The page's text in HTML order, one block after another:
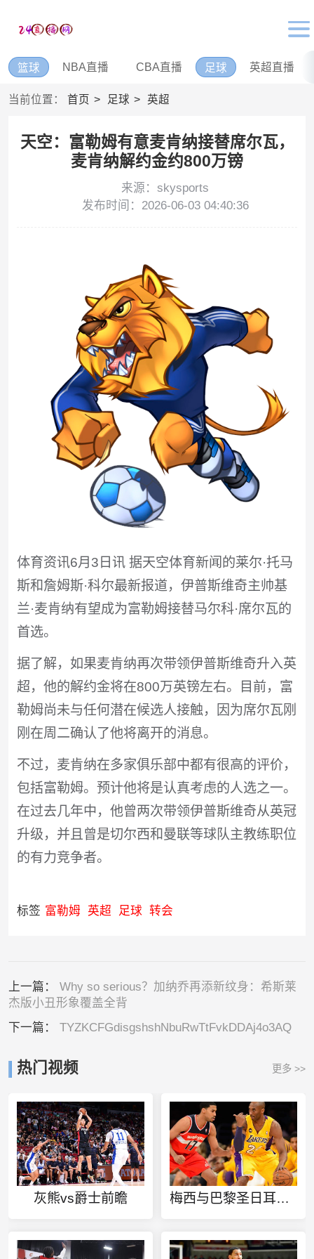
篮球 NBA直播 CBA直播 足球 英超直播
当前位置： 首页 足球 英超
天空：富勒姆有意麦肯纳接替席尔瓦，
麦肯纳解约金约800万镑
来源：skysports
发布时间：2026-06-03 04:40:36
体育资讯6月3日讯 据天空体育新闻的莱尔·托马
斯和詹姆斯·科尔最新报道，伊普斯维奇主帅基
兰·麦肯纳有望成为富勒姆接替马尔科·席尔瓦的
首选。
据了解，如果麦肯纳再次带领伊普斯维奇升入英
超，他的解约金将在800万英镑左右。目前，富
勒姆尚未与任何潜在候选人接触，因为席尔瓦刚
刚在周二确认了他将离开的消息。
不过，麦肯纳在多家俱乐部中都有很高的评价，
包括富勒姆。预计他将是认真考虑的人选之一。
在过去几年中，他曾两次带领伊普斯维奇从英冠
升级，并且曾是切尔西和曼联等球队主教练职位
的有力竞争者。
标签 富勒姆 英超 足球 转会
上一篇： Why so serious？加纳乔再添新纹身：希斯莱
杰版小丑形象覆盖全背
下一篇： TYZKCFGdisgshshNbuRwTtFvkDDAj4o3AQ
热门视频 更多 >>
灰熊vs爵士前瞻 梅西与巴黎圣日耳曼达成协议